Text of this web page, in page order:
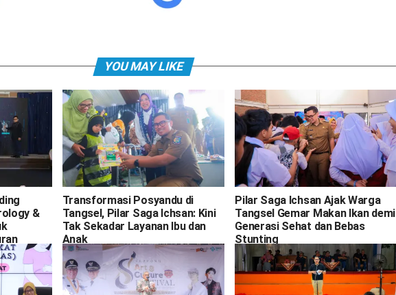
YOU MAY LIKE
&
Transformasi Posyandu di
Tangsel, Pilar Saga Ichsan: Kini
Tak Sekadar Layanan Ibu dan
Anak
Pilar Saga Ichsan Ajak Warga
Tangsel Gemar Makan Ikan demi
Generasi Sehat dan Bebas
Stunting